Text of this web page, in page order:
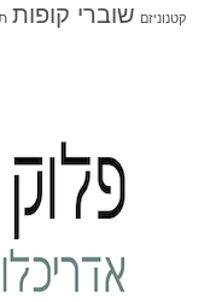
קטנוניזם שוברי קופות